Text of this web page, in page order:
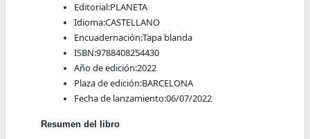
Editorial:PLANETA
Idioma:CASTELLANO
Encuadernación:Tapa blanda
ISBN:9788408254430
Año de edición:2022
Plaza de edición:BARCELONA
Fecha de lanzamiento:06/07/2022
Resumen del libro